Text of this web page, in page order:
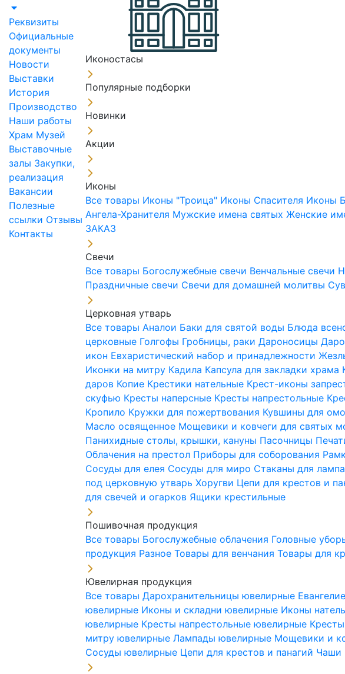
Реквизиты
Официальные
документы
Новости
Выставки
История
Производство
Наши работы
Храм Музей
Выставочные
залы Закупки,
реализация
Вакансии
Полезные
ссылки Отзывы
Контакты
Иконостасы
Популярные подборки
Новинки
Акции
Иконы
Все товары Иконы "Троица" Иконы Спасителя Иконы
Ангела-Хранителя Мужские имена святыхЖенские
ЗАКАЗ
Свечи
Все товары Богослужебные свечи Венчальные свечи
Праздничные свечи Свечи для домашней молитвы
Церковная утварь
Все товарыАналои Баки для святой воды Блюда
церковные Голгофы Гробницы, ракиДароносицы
икон Евхаристический набор и принадлежности
Иконки на митру Кадила Капсула для закладки храма
даров Копие Крестики нательные Крест-иконы
скуфью Кресты наперсные Кресты напрестольные
Кропило Кружки для пожертвования Кувшины для
Масло освященное Мощевики и ковчеги для святых
Панихидные столы, крышки, кануны Пасочницы
Облачения на престол Приборы для соборования
Сосуды для елея Сосуды для миро Стаканы для
под церковную утварьХоругви Цепи для крестов и
для свечей и огарков Ящики крестильные
Пошивочная продукция
Все товары Богослужебные облачения Головные
продукция РазноеТовары для венчанияТовары для
Ювелирная продукция
Все товарыДарохранительницы ювелирные
ювелирные Иконы и складни ювелирные Иконы
ювелирные Кресты напрестольные ювелирные
митру ювелирныеЛампады ювелирные Мощевики и
Сосуды ювелирные Цепи для крестов и панагий Чаши